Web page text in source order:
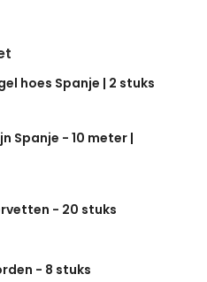
hoes Spanje | 2 stuks
Spanje - 10 meter |
- 20 stuks
- 8 stuks